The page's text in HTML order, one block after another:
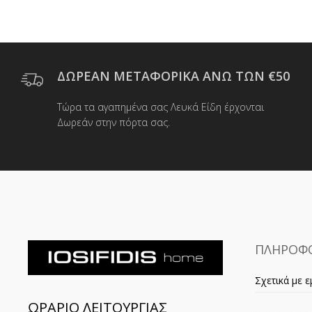
ΔΩΡΕΑΝ ΜΕΤΑΦΟΡΙΚΑ ΑΝΩ ΤΩΝ €50
Τώρα τα αγαπημένα σας Λευκά Είδη έρχονται
Δωρεάν στην πόρτα σας.
ΩΡΑΡΙΟ ΛΕΙΤΟΥΡΓΙΑΣ
Σχετικά με